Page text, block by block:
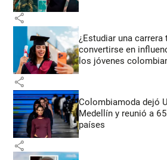
share
¿Estudiar una
convertirse en
los jóvenes
share
Colombiamoda dejó
Medellín y reunió a
países
share